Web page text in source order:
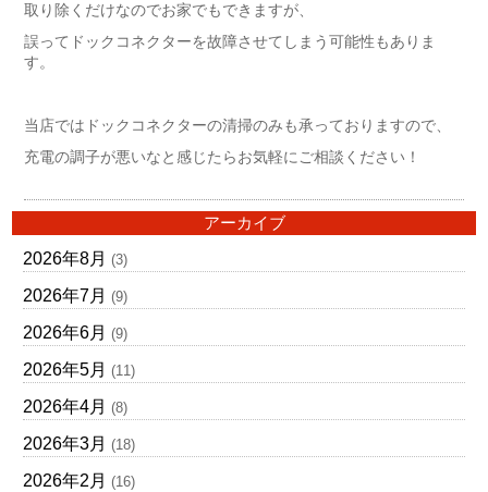
取り除くだけなのでお家でもできますが、
誤ってドックコネクターを故障させてしまう可能性もありま
す。
当店ではドックコネクターの清掃のみも承っておりますので、
充電の調子が悪いなと感じたらお気軽にご相談ください！
アーカイブ
2026年8月 (3)
2026年7月 (9)
2026年6月 (9)
2026年5月 (11)
2026年4月 (8)
2026年3月 (18)
2026年2月 (16)